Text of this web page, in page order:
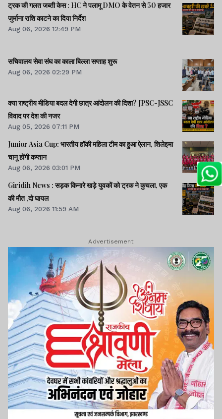
ट्रक की गलत जब्ती केस : HC ने पलामू DMO के वेतन से 50 हजार
जुर्माना राशि काटने का दिया निर्देश
Aug 06, 2026 12:49 PM
सचिवालय सेवा संघ का काला बिल्ला सप्ताह शुरू
Aug 06, 2026 02:29 PM
क्या राष्ट्रीय मीडिया बदल देगी छात्र आंदोलन की दिशा? JPSC-JSSC
विवाद पर देश की नजर
Aug 05, 2026 07:11 PM
Junior Asia Cup: भारतीय हॉकी महिला टीम का हुआ ऐलान, शिलेइमा
चानू होंगी कप्तान
Aug 06, 2026 03:01 PM
Giridih News : सड़क किनारे खड़े युवकों को ट्रक ने कुचला, एक
की मौत ,दो घायल
Aug 06, 2026 11:59 AM
Advertisement